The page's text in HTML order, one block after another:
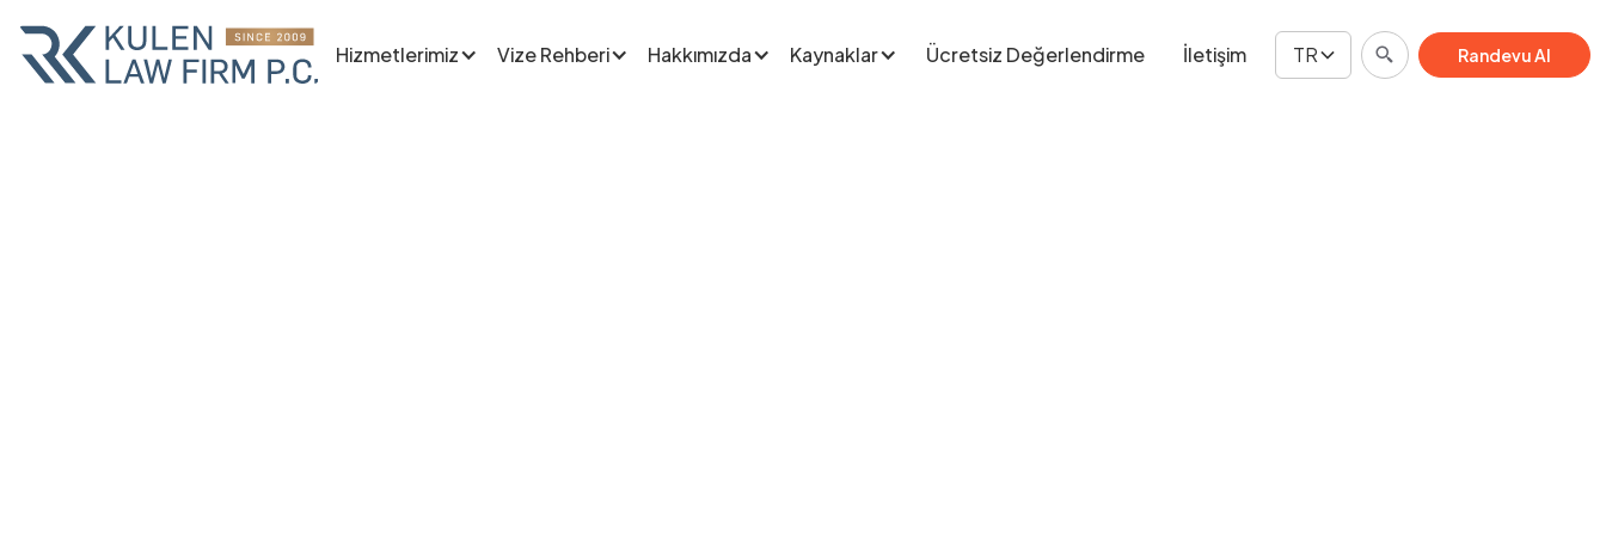
Hizmetlerimiz Vize Rehberi Hakkımızda Kaynaklar Ücretsiz Değerlendirme İletişim TR
Randevu Al
Danışma Planlayın